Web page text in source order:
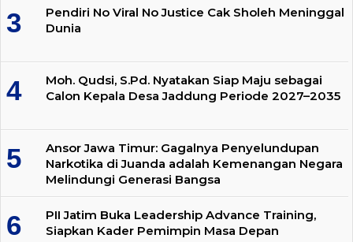
Pendiri No Viral No Justice Cak Sholeh Meninggal
Dunia
Moh. Qudsi, S.Pd. Nyatakan Siap Maju sebagai
Calon Kepala Desa Jaddung Periode 2027–2035
Ansor Jawa Timur: Gagalnya Penyelundupan
Narkotika di Juanda adalah Kemenangan Negara
Melindungi Generasi Bangsa
PII Jatim Buka Leadership Advance Training,
Siapkan Kader Pemimpin Masa Depan